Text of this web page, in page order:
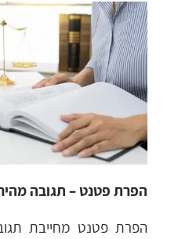
הפרת פטנט – תגובה
הפרת פטנט מחייבת